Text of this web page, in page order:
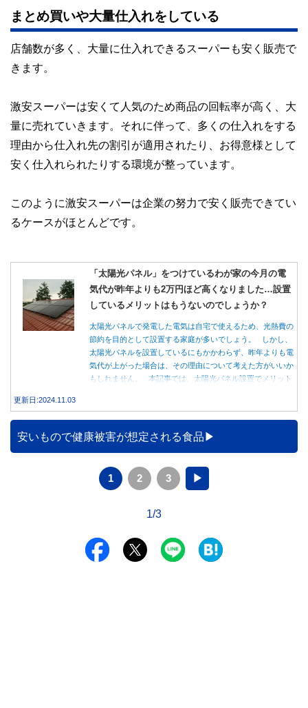
まとめ買いや大量仕入れをしている
店舗数が多く、大量に仕入れできるスーパーも安く販売で
きます。
激安スーパーは安くて人気のため商品の回転率が高く、大
量に売れていきます。それに伴って、多くの仕入れをする
理由から仕入れ先の割引が適用されたり、お得意様として
安く仕入れられたりする環境が整っています。
このように激安スーパーは企業の努力で安く販売できてい
るケースがほとんどです。
「太陽光パネル」をつけているわが家の今月の電
気代が昨年よりも2万円ほど高くなりました…設置
しているメリットはもうないのでしょうか？
太陽光パネルで発電した電気は自宅で使えるため、光熱費の
節約を目的として設置する家庭が多いでしょう。 しかし、
太陽光パネルを設置しているにもかかわらず、昨年よりも電
気代が上がった場合は、その理由について考えた方がいいか
もしれません。 本記事では、太陽光パネル設置でメリット
更新日:2024.11.03
安いもので健康被害が想定される食品
1 2 3 ▶
1/3